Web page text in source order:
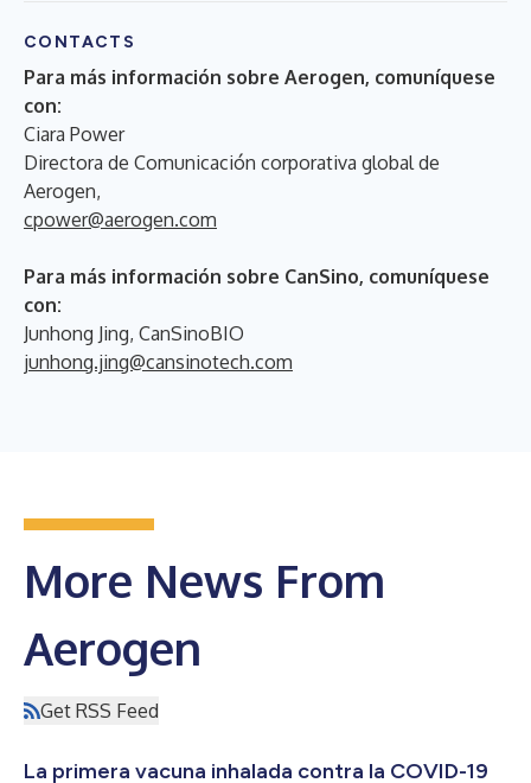
CONTACTS
Para más información sobre Aerogen, comuníquese
con:
Ciara Power
Directora de Comunicación corporativa global de
Aerogen,
cpower@aerogen.com
Para más información sobre CanSino, comuníquese
con:
Junhong Jing, CanSinoBIO
junhong.jing@cansinotech.com
More News From
Aerogen
Get RSS Feed
La primera vacuna inhalada contra la COVID-19